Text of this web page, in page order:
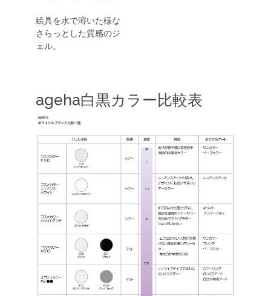
絵具を水で溶いた様な
さらっとした質感のジ
ェル。
ageha白黒カラー比較表